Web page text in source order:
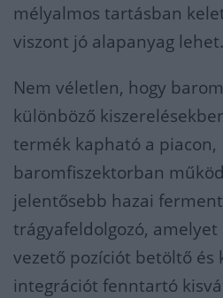
mélyalmos tartásban
viszont jó alapanyag lehet.
Nem véletlen, hogy
különböző
termék kapható a piacon,
baromfiszektorban
jelentősebb hazai
trágyafeldolgozó, amelyet
vezető pozíciót betöltő
integrációt fenntartó